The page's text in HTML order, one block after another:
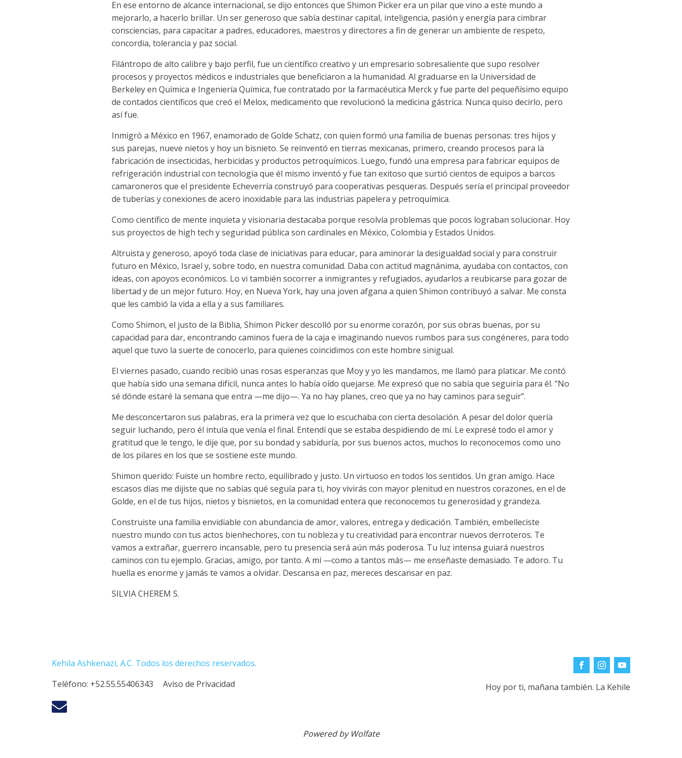
En ese entorno de alcance internacional, se dijo entonces que Shimon Picker era un pilar que vino a este mundo a
mejorarlo, a hacerlo brillar. Un ser generoso que sabía destinar capital, inteligencia, pasión y energía para cimbrar
consciencias, para capacitar a padres, educadores, maestros y directores a fin de generar un ambiente de respeto,
concordia, tolerancia y paz social.
Filántropo de alto calibre y bajo perfil, fue un científico creativo y un empresario sobresaliente que supo resolver
procesos y proyectos médicos e industriales que beneficiaron a la humanidad. Al graduarse en la Universidad de
Berkeley en Química e Ingeniería Química, fue contratado por la farmacéutica Merck y fue parte del pequeñísimo equipo
de contados científicos que creó el Melox, medicamento que revolucionó la medicina gástrica. Nunca quiso decirlo, pero
así fue.
Inmigró a México en 1967, enamorado de Golde Schatz, con quien formó una familia de buenas personas: tres hijos y
sus parejas, nueve nietos y hoy un bisnieto. Se reinventó en tierras mexicanas, primero, creando procesos para la
fabricación de insecticidas, herbicidas y productos petroquímicos. Luego, fundó una empresa para fabricar equipos de
refrigeración industrial con tecnología que él mismo inventó y fue tan exitoso que surtió cientos de equipos a barcos
camaroneros que el presidente Echeverría construyó para cooperativas pesqueras. Después sería el principal proveedor
de tuberías y conexiones de acero inoxidable para las industrias papelera y petroquímica.
Como científico de mente inquieta y visionaria destacaba porque resolvía problemas que pocos lograban solucionar. Hoy
sus proyectos de high tech y seguridad pública son cardinales en México, Colombia y Estados Unidos.
Altruista y generoso, apoyó toda clase de iniciativas para educar, para aminorar la desigualdad social y para construir
futuro en México, Israel y, sobre todo, en nuestra comunidad. Daba con actitud magnánima, ayudaba con contactos, con
ideas, con apoyos económicos. Lo vi también socorrer a inmigrantes y refugiados, ayudarlos a reubicarse para gozar de
libertad y de un mejor futuro. Hoy, en Nueva York, hay una joven afgana a quien Shimon contribuyó a salvar. Me consta
que les cambió la vida a ella y a sus familiares.
Como Shimon, el justo de la Biblia, Shimon Picker descolló por su enorme corazón, por sus obras buenas, por su
capacidad para dar, encontrando caminos fuera de la caja e imaginando nuevos rumbos para sus congéneres, para todo
aquel que tuvo la suerte de conocerlo, para quienes coincidimos con este hombre sinigual.
El viernes pasado, cuando recibió unas rosas esperanzas que Moy y yo les mandamos, me llamó para platicar. Me contó
que había sido una semana difícil, nunca antes lo había oído quejarse. Me expresó que no sabía que seguiría para él. “No
sé dónde estaré la semana que entra —me dijo—. Ya no hay planes, creo que ya no hay caminos para seguir”.
Me desconcertaron sus palabras, era la primera vez que lo escuchaba con cierta desolación. A pesar del dolor quería
seguir luchando, pero él intuía que venía el final. Entendí que se estaba despidiendo de mí. Le expresé todo el amor y
gratitud que le tengo, le dije que, por su bondad y sabiduría, por sus buenos actos, muchos lo reconocemos como uno
de los pilares en los que se sostiene este mundo.
Shimon querido: Fuiste un hombre recto, equilibrado y justo. Un virtuoso en todos los sentidos. Un gran amigo. Hace
escasos días me dijiste que no sabías qué seguía para ti, hoy vivirás con mayor plenitud en nuestros corazones, en el de
Golde, en el de tus hijos, nietos y bisnietos, en la comunidad entera que reconocemos tu generosidad y grandeza.
Construiste una familia envidiable con abundancia de amor, valores, entrega y dedicación. También, embelleciste
nuestro mundo con tus actos bienhechores, con tu nobleza y tu creatividad para encontrar nuevos derroteros. Te
vamos a extrañar, guerrero incansable, pero tu presencia será aún más poderosa. Tu luz intensa guiará nuestros
caminos con tu ejemplo. Gracias, amigo, por tanto. A mí —como a tantos más— me enseñaste demasiado. Te adoro. Tu
huella es enorme y jamás te vamos a olvidar. Descansa en paz, mereces descansar en paz.
SILVIA CHEREM S.
Kehila Ashkenazi, A.C. Todos los derechos reservados.
Teléfono: +52.55.55406343 Aviso de Privacidad Hoy por ti, mañana también. La Kehile
Powered by Wolfate